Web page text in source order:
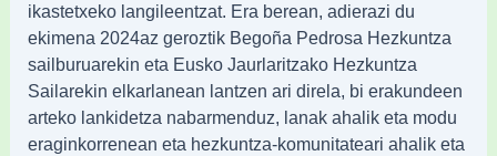
ikastetxeko langileentzat. Era berean, adierazi du
ekimena 2024az geroztik Begoña Pedrosa Hezkuntza
sailburuarekin eta Eusko Jaurlaritzako Hezkuntza
Sailarekin elkarlanean lantzen ari direla, bi erakundeen
arteko lankidetza nabarmenduz, lanak ahalik eta modu
eraginkorrenean eta hezkuntza-komunitateari ahalik eta